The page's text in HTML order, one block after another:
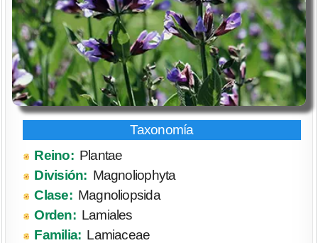
Reino:Plantae
División: Magnoliophyta
Clase:Magnoliopsida
Orden:Lamiales
Familia: Lamiaceae